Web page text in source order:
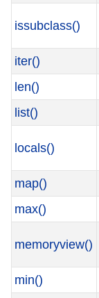
issubclass()
iter()
len()
list()
locals()
map()
max()
memoryview()
min()